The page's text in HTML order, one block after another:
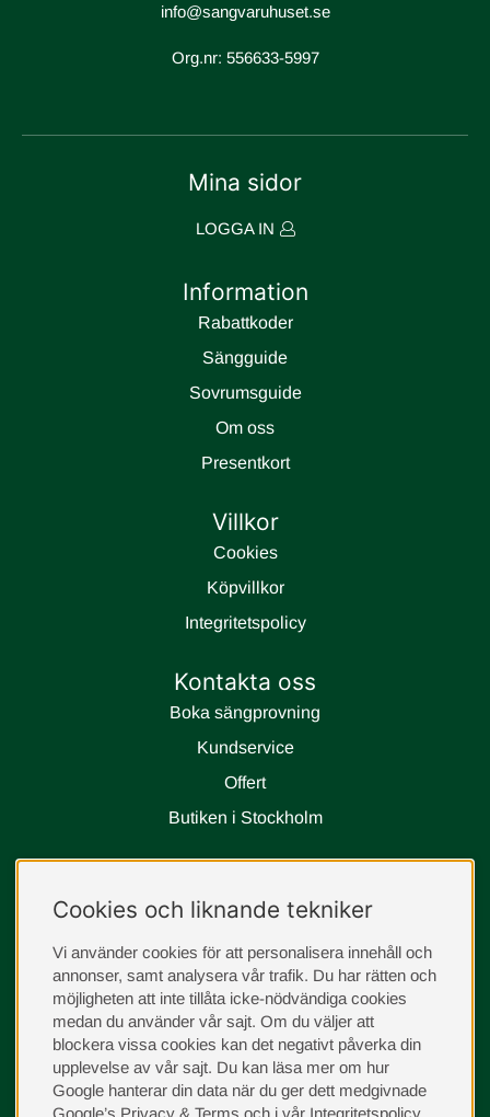
info@sangvaruhuset.se
Org.nr: 556633-5997
Mina sidor
LOGGA IN
Information
Rabattkoder
Sängguide
Sovrumsguide
Om oss
Presentkort
Villkor
Cookies
Köpvillkor
Integritetspolicy
Kontakta oss
Boka sängprovning
Kundservice
Offert
Butiken i Stockholm
instagram
Cookies och liknande tekniker
Vi använder cookies för att personalisera innehåll och
annonser, samt analysera vår trafik. Du har rätten och
möjligheten att inte tillåta icke-nödvändiga cookies
medan du använder vår sajt. Om du väljer att
blockera vissa cookies kan det negativt påverka din
upplevelse av vår sajt. Du kan läsa mer om hur
Google hanterar din data när du ger dett medgivnade
Google’s Privacy & Terms och i vår Integritetspolicy